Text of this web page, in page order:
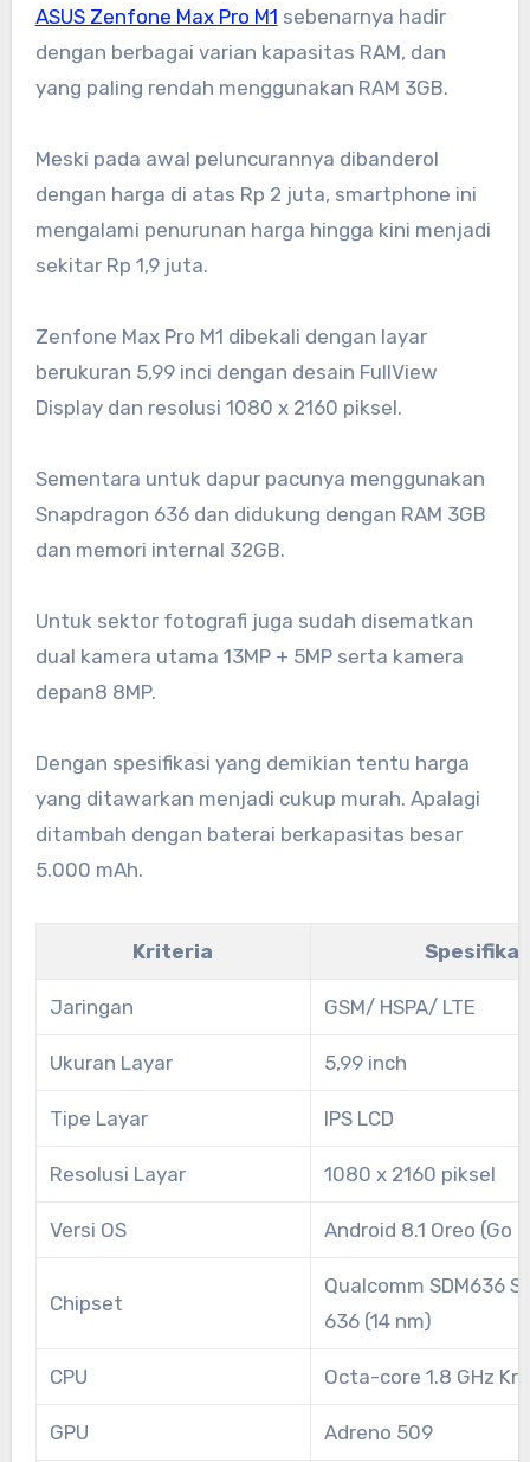
ASUS Zenfone Max Pro M1 sebenarnya hadir
dengan berbagai varian kapasitas RAM, dan
yang paling rendah menggunakan RAM 3GB.
Meski pada awal peluncurannya dibanderol
dengan harga di atas Rp 2 juta, smartphone ini
mengalami penurunan harga hingga kini menjadi
sekitar Rp 1,9 juta.
Zenfone Max Pro M1 dibekali dengan layar
berukuran 5,99 inci dengan desain FullView
Display dan resolusi 1080 x 2160 piksel.
Sementara untuk dapur pacunya menggunakan
Snapdragon 636 dan didukung dengan RAM 3GB
dan memori internal 32GB.
Untuk sektor fotografi juga sudah disematkan
dual kamera utama 13MP + 5MP serta kamera
depan8 8MP.
Dengan spesifikasi yang demikian tentu harga
yang ditawarkan menjadi cukup murah. Apalagi
ditambah dengan baterai berkapasitas besar
5.000 mAh.
Kriteria
Jaringan GSM/ HSPA/ LTE
Ukuran Layar 5,99 inch
Tipe Layar IPS LCD
Resolusi Layar 1080 x 2160 piksel
Versi OS Android 8.1 Oreo (Go
Chipset
Qualcomm SDM636
636 (14 nm)
CPU Octa-core 1.8 GHz
GPU Adreno 509